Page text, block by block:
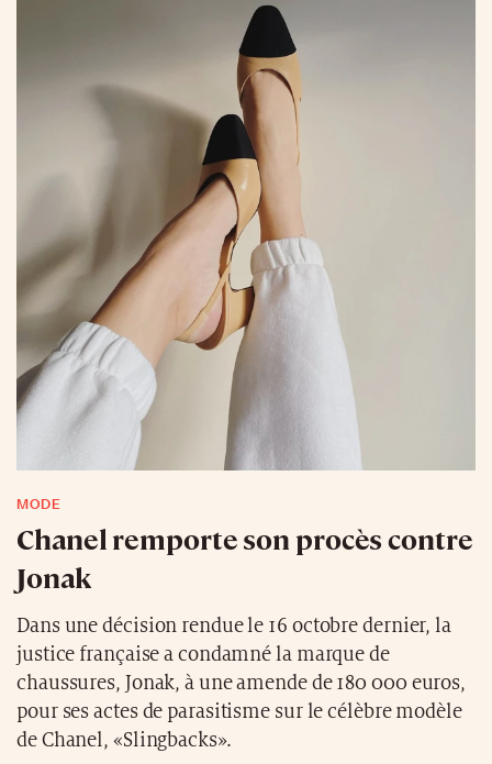
MODE
Chanel remporte son procès contre
Jonak
Dans une décision rendue le 16 octobre dernier, la
justice française a condamné la marque de
chaussures, Jonak, à une amende de 180 000 euros,
pour ses actes de parasitisme sur le célèbre modèle
de Chanel, «Slingbacks».